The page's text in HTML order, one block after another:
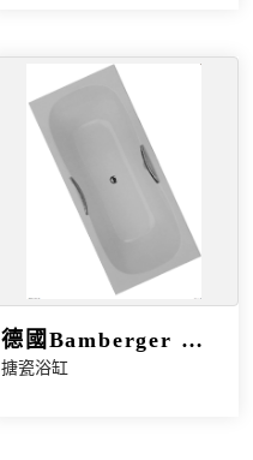
德國Bamberger 大
尺寸崁入搪瓷鋼板浴
搪瓷浴缸